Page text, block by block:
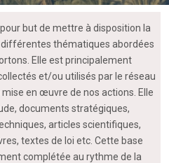
but de mettre à disposition la
thématiques abordées
Elle est principalement
et/ou utilisés par le réseau
mise en œuvre de nos actions. Elle
documents stratégiques,
articles scientifiques,
textes de loi etc. Cette base
complétée au rythme de la